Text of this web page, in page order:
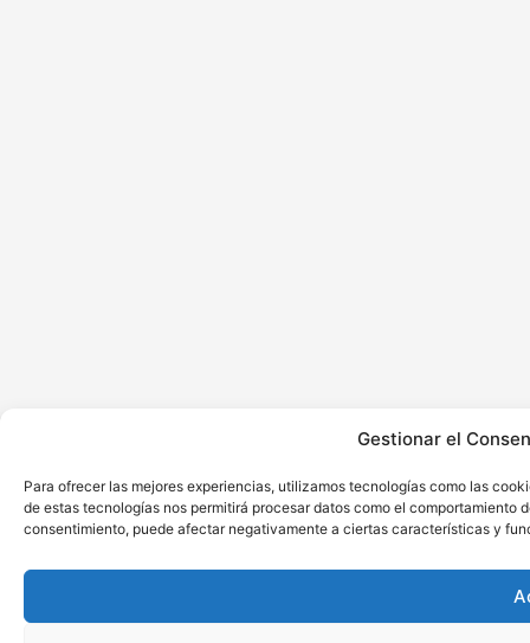
Gestionar el
Para ofrecer las mejores experiencias, utilizamos tecnologías como las
de estas tecnologías nos permitirá procesar datos como el
consentimiento, puede afectar negativamente a ciertas características y